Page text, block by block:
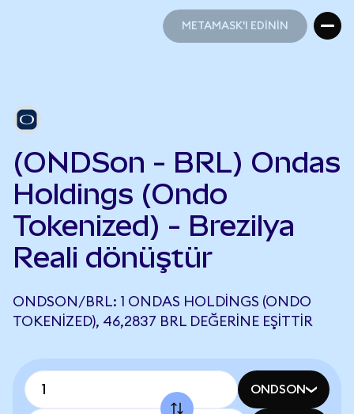
METAMASK'I EDİNİN
(ONDSon - BRL) Ondas
Holdings (Ondo
Tokenized) - Brezilya
Reali dönüştür
ONDSON/BRL: 1 ONDAS HOLDINGS (ONDO
TOKENIZED), 46,2837 BRL DEĞERINE EŞITTIR
ONDSON